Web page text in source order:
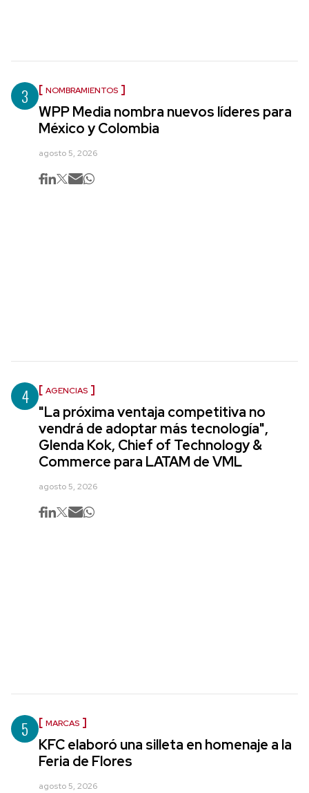
3 NOMBRAMIENTOS
WPP Media nombra nuevos líderes para
México y Colombia
agosto 5, 2026
4 AGENCIAS
"La próxima ventaja competitiva no
vendrá de adoptar más tecnología",
Glenda Kok, Chief of Technology &
Commerce para LATAM de VML
agosto 5, 2026
5 MARCAS
KFC elaboró una silleta en homenaje a la
Feria de Flores
agosto 5, 2026